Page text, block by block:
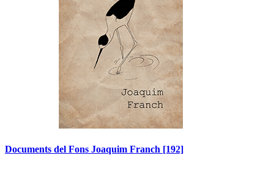
Documents del Fons Joaquim Franch [192]